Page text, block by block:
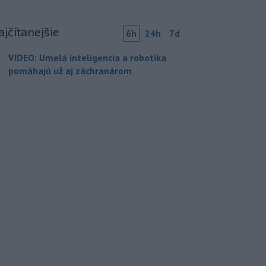
6h 24h 7d
VIDEO: Umelá inteligencia a robotika
pomáhajú už aj záchranárom